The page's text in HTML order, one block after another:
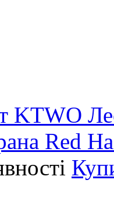
KTWO
Red